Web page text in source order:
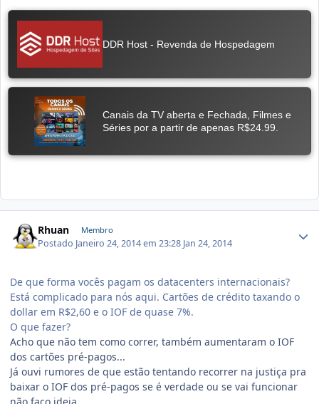
Rhuan Membro
Postado Janeiro 24, 2014 em 23:28 Jan 24, 2014
De que forma vocês pagam os datacenters internacionais?
Está complicado para nós aqui. Cartões de crédito taxando o
dollar em R$2,60 e o IOF de quase 7%.
O que fazer?
Acho que não tem como correr, também aumentaram o IOF
dos cartões pré-pagos...
Já ouvi rumores de que estão tentando recorrer na justiça pra
baixar o IOF dos pré-pagos se é verdade ou se vai funcionar